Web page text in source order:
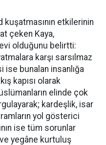
etkilerinin
çeken Kaya,
olduğunu belirtti:
karşı sarsılmaz
ise bunalan insanlığa
kapısı olarak
elinde çok
kardeşlik, isar
yol gösterici
ise tüm sorunlar
ve yegâne kurtuluş